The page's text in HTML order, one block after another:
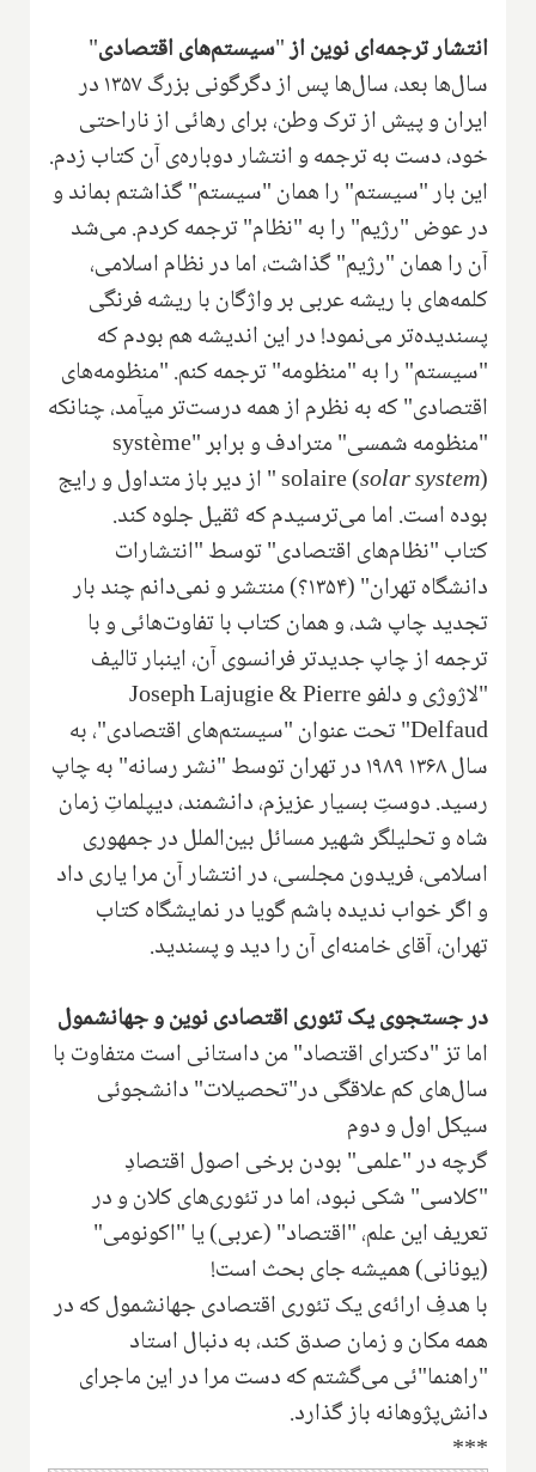
انتشار ترجمه‌ای نوین از"سیستم‌های اقتصادی"
سال‌ها بعد، سال‌ها پس از دگرگونی بزرگ ۱۳۵۷ در
ایران و پیش از ترک وطن، برای رهائی از ناراحتی
خود، دست به ترجمه و انتشار دوباره‌ی آن کتاب زدم.
این بار "سیستم" را همان "سیستم" گذاشتم بماند و
در عوض "رژیم" را به "نظام" ترجمه کردم. می‌شد
آن را همان "رژیم" گذاشت، اما در نظام اسلامی،
کلمه‌های با ریشه عربی بر واژگان با ریشه فرنگی
پسندیده‌تر می‌نمود! در این اندیشه هم بودم که
"سیستم" را به "منظومه" ترجمه کنم. "منظومه‌های
اقتصادی" که به نظرم از همه درست‌تر میآمد، چنانکه
"منظومه شمسی" مترادف و برابر "système
solaire (solar system)
" از دیر باز متداول و رایج
بوده است. اما می‌ترسیدم که ثقیل جلوه کند.
کتاب "نظام‌های اقتصادی" توسط "انتشارات
دانشگاه تهران" (۱۳۵۴؟) منتشر و نمی‌دانم چند بار
تجدید چاپ شد، و همان کتاب با تفاوت‌هائی و با
ترجمه از چاپ جدیدتر فرانسوی آن، اینبار تالیف
"لاژوژی و دلفوJoseph Lajugie & Pierre
Delfaud" تحت عنوان "سیستم‌های اقتصادی"، به
سال ۱۳۶۸ ۱۹۸۹ در تهران توسط "نشر رسانه" به چاپ
رسید. دوستِ بسیار عزیزم، دانشمند، دیپلماتِ زمان
شاه و تحلیلگر شهیر مسائل بین‌الملل در جمهوری
اسلامی، فریدون مجلسی، در انتشار آن مرا یاری داد
و اگر خواب ندیده باشم گویا در نمایشگاه کتاب
تهران، آقای خامنه‌ای آن را دید و پسندید.
در جستجوی یک تئوری اقتصادی نوین و جهانشمول
اما تز "دکترای اقتصاد" من داستانی است متفاوت با
سال‌های کم علاقگی در"تحصیلات" دانشجوئی
سیکل اول و دوم
گرچه در "علمی" بودن برخی اصول اقتصادِ
"کلاسی" شکی نبود، اما در تئوری‌های کلان و در
تعریف این علم، "اقتصاد" (عربی) یا "اکونومی"
(یونانی) همیشه جای بحث است!
با هدفِ ارائه‌ی یک تئوری اقتصادی جهانشمول که در
همه مکان و زمان صدق کند، به دنبال استاد
"راهنما"ئی می‌گشتم که دست مرا در این ماجرای
دانش‌پژوهانه باز گذارد.
***